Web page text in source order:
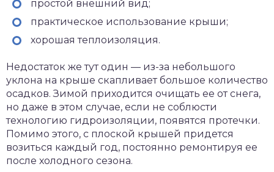
простой внешний вид;
практическое использование крыши;
хорошая теплоизоляция.
Недостаток же тут один — из-за небольшого
уклона на крыше скапливает большое количество
осадков. Зимой приходится очищать ее от снега,
но даже в этом случае, если не соблюсти
технологию гидроизоляции, появятся протечки.
Помимо этого, с плоской крышей придется
возиться каждый год, постоянно ремонтируя ее
после холодного сезона.